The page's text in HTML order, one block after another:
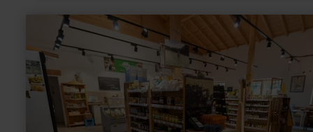
erfahren
Hofladen
Ulmenhof
Sarmersbach